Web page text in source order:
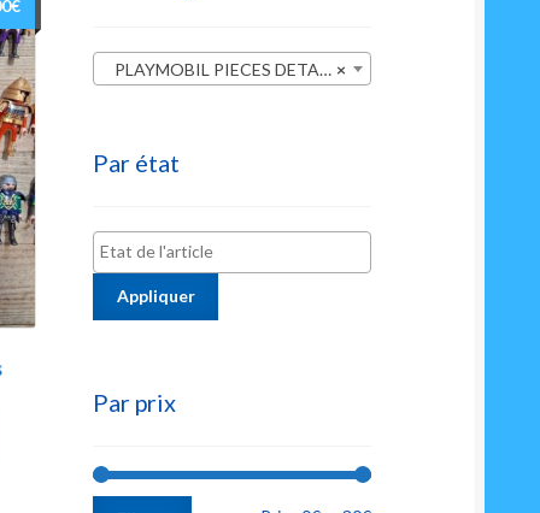
€
×
PLAYMOBIL PIECES DETACHEES
Par état
Appliquer
Par prix